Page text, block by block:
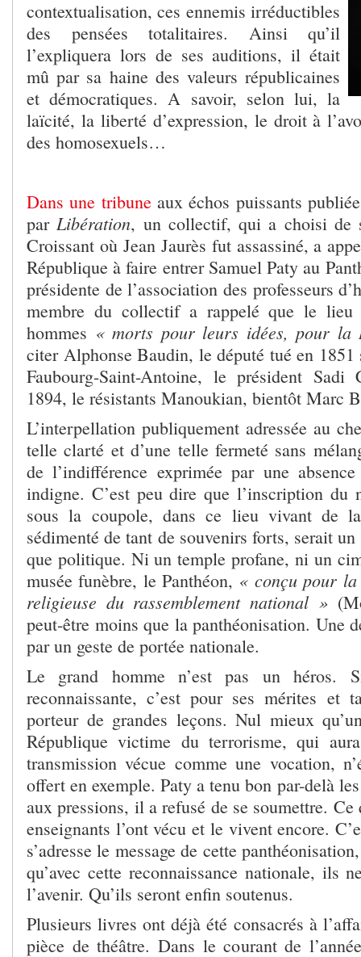
contextualisation, ces ennemis irréductibles
des pensées totalitaires. Ainsi qu’il
l’expliquera lors de ses auditions, il était
mû par sa haine des valeurs républicaines
et démocratiques. A savoir, selon lui, la
laïcité, la liberté d’expression, le droit à
des homosexuels…
Dans une tribuneaux échos puissants
parLibération, un collectif, qui a choisi de
Croissant où Jean Jaurès fut assassiné, a
République à faire entrer Samuel Paty au
présidente de l’association des professeurs
membre du collectif a rappelé que le lieu
hommes « morts pour leurs idées, pour la
citer Alphonse Baudin, le député tué en 1851
Faubourg-Saint-Antoine, le président Sadi
1894, le résistants Manoukian, bientôt Marc
L’interpellation publiquement adressée au
telle clarté et d’une telle fermeté sans
de l’indifférence exprimée par une
indigne. C’est peu dire que l’inscription du
sous la coupole, dans ce lieu vivant de
sédimenté de tant de souvenirs forts, serait
que politique. Ni un temple profane, ni un
musée funèbre, le Panthéon, « conçu pour la
religieuse du rassemblement national »
peut-être moins que la panthéonisation. Une
par un geste de portée nationale.
Le grand homme n’est pas un
reconnaissante, c’est pour ses mérites et
porteur de grandes leçons. Nul mieux
République victime du terrorisme, qui
transmission vécue comme une vocation,
offert en exemple. Paty a tenu bon par-delà
aux pressions, il a refusé de se soumettre. Ce
enseignants l’ont vécu et le vivent encore.
s’adresse le message de cette
qu’avec cette reconnaissance nationale, ils
l’avenir. Qu’ils seront enfin soutenus.
Plusieurs livres ont déjà été consacrés à
pièce de théâtre. Dans le courant de